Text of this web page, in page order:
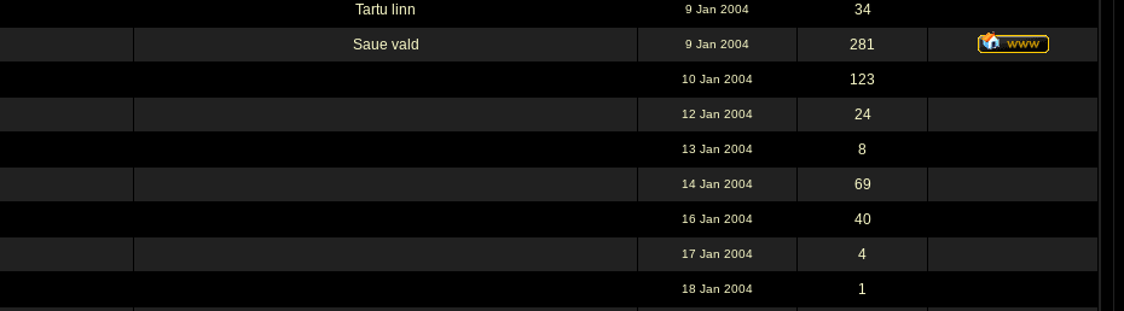
Tartu linn 9 Jan 2004 34
Saue vald 9 Jan 2004 281
10 Jan 2004 123
12 Jan 2004 24
13 Jan 2004 8
14 Jan 2004 69
16 Jan 2004 40
17 Jan 2004 4
18 Jan 2004 1